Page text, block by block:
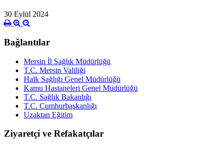
30 Eylül 2024
Bağlantılar
Mersin İl Sağlık Müdürlüğü
T.C. Mersin Valiliği
Halk Sağlığı Genel Müdürlüğü
Kamu Hastaneleri Genel Müdürlüğü
T.C. Sağlık Bakanlığı
T.C. Cumhurbaşkanlığı
Uzaktan Eğitim
Ziyaretçi ve Refakatçılar